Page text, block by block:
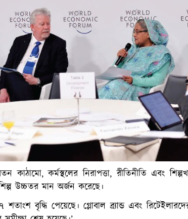
কাঠামো, কর্মস্থলের নিরাপত্তা, রীতিনীতি এবং
উচ্চতর মান অর্জন করেছে।
বৃদ্ধি পেয়েছে। গ্লোবাল ব্র্যান্ড এবং